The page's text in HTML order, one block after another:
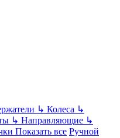
↳ Колеса ↳
↳ Направляющие ↳
Показать все Ручной